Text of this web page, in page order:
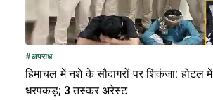
#अपराध
हिमाचल में नशे के सौदागरों पर शिकंजा: होटल
धरपकड़; 3 तस्कर अरेस्ट